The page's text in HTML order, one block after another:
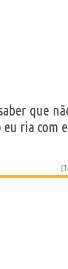
que
ria com